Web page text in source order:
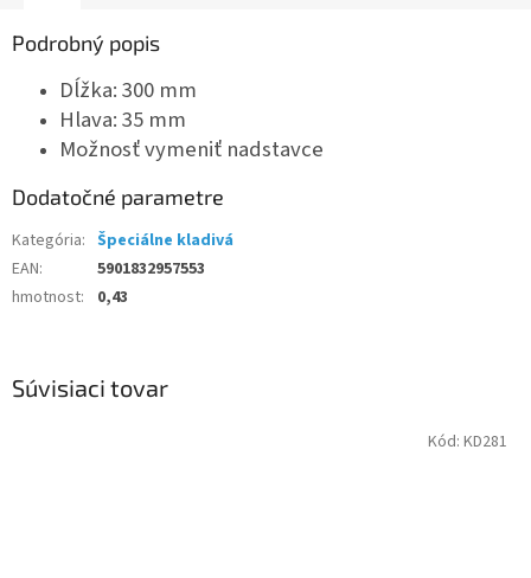
Súvisiaci tovar
Kód: KD281
Podrobný popis
Dĺžka: 300 mm
Hlava: 35 mm
Možnosť vymeniť nadstavce
Dodatočné parametre
Kategória: Špeciálne kladivá
EAN:
5901832957553
hmotnost: 0,43